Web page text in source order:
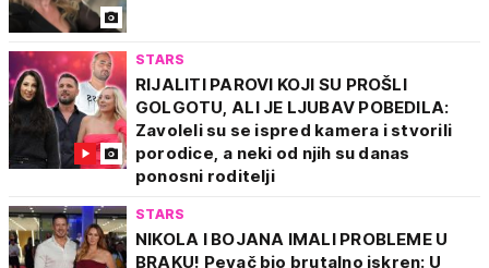
STARS
RIJALITI PAROVI KOJI SU PROŠLI
GOLGOTU, ALI JE LJUBAV POBEDILA:
Zavoleli su se ispred kamera i stvorili
porodice, a neki od njih su danas
ponosni roditelji
STARS
NIKOLA I BOJANA IMALI PROBLEME U
BRAKU! Pevač bio brutalno iskren: U